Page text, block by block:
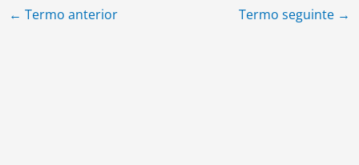
← Termo anterior Termo seguinte →